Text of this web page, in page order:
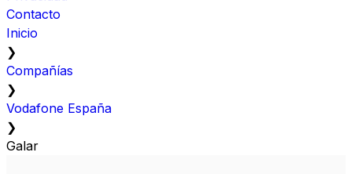
Contacto
Inicio
❯
Compañías
❯
Vodafone España
❯
Galar